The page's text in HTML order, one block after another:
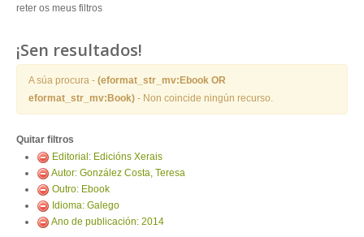
ENTRAR
reter os meus filtros
¡Sen resultados!
A súa procura - (eformat_str_mv:Ebook OR
eformat_str_mv:Book) - Non coincide ningún recurso.
Quitar filtros
Editorial: Edicións Xerais
Autor: González Costa, Teresa
Outro: Ebook
Idioma: Galego
Ano de publicación: 2014